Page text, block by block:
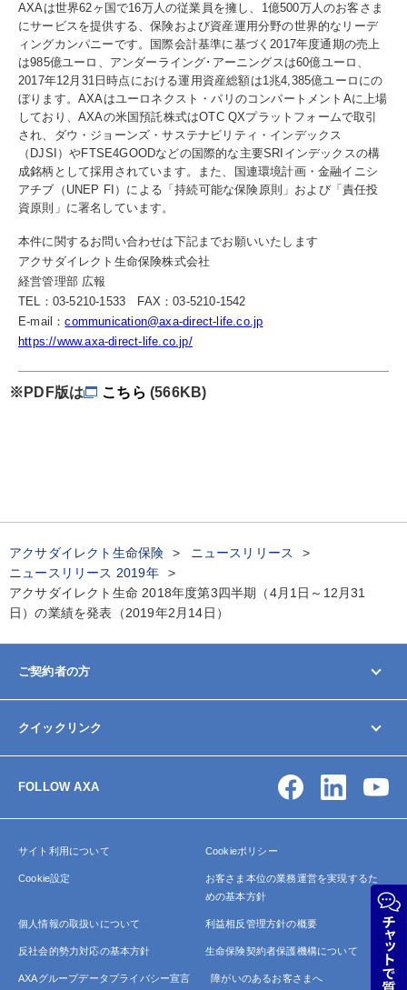
AXAは世界62ヶ国で16万人の従業員を擁し、1億500万人のお客さま
にサービスを提供する、保険および資産運用分野の世界的なリーデ
ィングカンパニーです。国際会計基準に基づく2017年度通期の売上
は985億ユーロ、アンダーライング･アーニングスは60億ユーロ、
2017年12月31日時点における運用資産総額は1兆4,385億ユーロにの
ぼります。AXAはユーロネクスト・パリのコンパートメントAに上場
しており、AXAの米国預託株式はOTC QXプラットフォームで取引
され、ダウ・ジョーンズ・サステナビリティ・インデックス
（DJSI）やFTSE4GOODなどの国際的な主要SRIインデックスの構
成銘柄として採用されています。また、国連環境計画・金融イニシ
アチブ（UNEP FI）による「持続可能な保険原則」および「責任投
資原則」に署名しています。
本件に関するお問い合わせは下記までお願いいたします
アクサダイレクト生命保険株式会社
経営管理部 広報
TEL：03-5210-1533 FAX：03-5210-1542
E-mail：communication@axa-direct-life.co.jp
https://www.axa-direct-life.co.jp/
※PDF版は こちら (566KB)
アクサダイレクト生命保険
ニュースリリース
ニュースリリース 2019年
アクサダイレクト生命 2018年度第3四半期（4月1日～12月31
日）の業績を発表（2019年2月14日）
ご契約者の方
契約内容の変更/確認
お手続きガイド
保険金・給付金の請求
クイックリンク
アクサ生命について
FOLLOW AXA
サイト利用について Cookieポリシー
Cookie設定
お客さま本位の業務運営を実現するた
めの基本方針
個人情報の取扱いについて 利益相反管理方針の概要
反社会的勢力対応の基本方針 生命保険契約者保護機構について
AXAグループデータプライバシー宣言 障がいのあるお客さまへ